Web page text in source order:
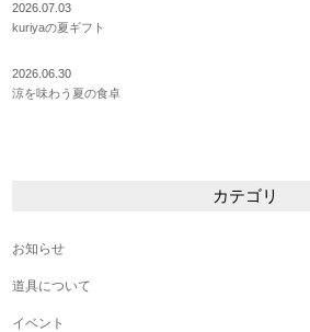
2026.07.03
kuriyaの夏ギフト
2026.06.30
涼を味わう夏の食卓
カテゴリ
お知らせ
道具について
イベント